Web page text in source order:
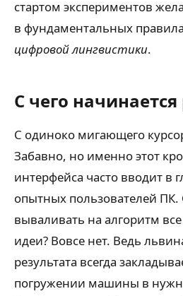
стартом экспериментов
в фундаментальных
цифровой лингвистики.
С чего начинается
С одиноко мигающего
Забавно, но именно этот
интерфейса часто вводит в
опытных пользователей ПК.
вываливать на алгоритм
идеи? Вовсе нет. Ведь
результата всегда
погружении машины в